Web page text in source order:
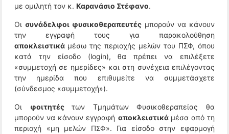
με ομιλητή τον κ. Καρανάσιο Στέφανο.
Οι συνάδελφοι φυσικοθεραπευτές μπορούν να κάνουν
την εγγραφή τους για παρακολούθηση
αποκλειστικά μέσω της περιοχής μελών του ΠΣΦ, όπου
κατά την είσοδο (login), θα πρέπει να επιλέξετε
«συμμετοχή σε ημερίδες» και στη συνέχεια επιλέγοντας
την ημερίδα που επιθυμείτε να συμμετάσχετε
(σύνδεσμος «συμμετοχή»).
Οι φοιτητέςτων Τμημάτων Φυσικοθεραπείας θα
μπορούν να κάνουν εγγραφή αποκλειστικά μέσα από τη
περιοχή «μη μελών ΠΣΦ». Για είσοδο στην εφαρμογή